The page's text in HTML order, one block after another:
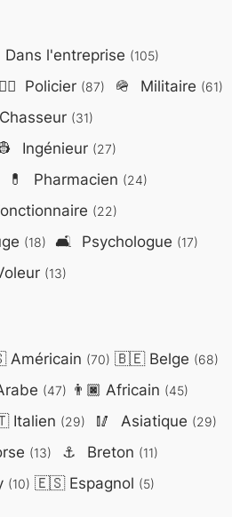
Dans l'entreprise (105)
👮‍♂️ Policier (87) 🪖 Militaire (61)
Chasseur (31)
Ingénieur (27)
💊 Pharmacien (24)
(22)
(18) 🛋️ Psychologue (17)
(13)
Américain (70) 🇧🇪Belge (68)
(47) 👨🏿 Africain (45)
Italien (29) 🥢 Asiatique (29)
(13) ⚓ Breton (11)
(10) 🇪🇸Espagnol (5)